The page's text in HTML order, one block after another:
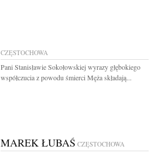
CZĘSTOCHOWA
Pani Stanisławie Sokołowskiej wyrazy głębokiego
współczucia z powodu śmierci Męża składają...
MAREK ŁUBAŚ CZĘSTOCHOWA